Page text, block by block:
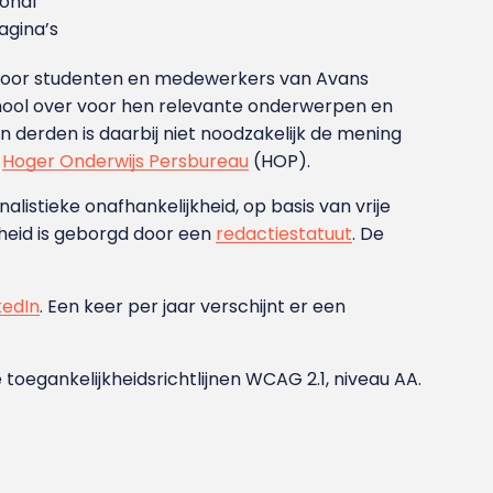
studenten en medewerkers van Avans
over voor hen relevante onderwerpen en
is daarbij niet noodzakelijk de mening
Hoger Onderwijs Persbureau (HOP).
onafhankelijkheid, op basis van vrije
is geborgd door een redactiestatuut. De
. Een keer per jaar verschijnt er een
WCAG 2.1, niveau AA.